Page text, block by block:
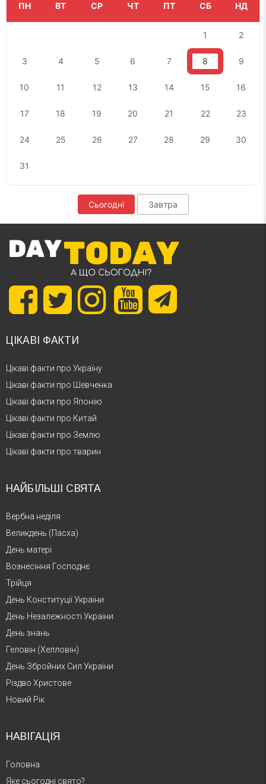
ПН ВТ СР ЧТ ПТ СБ НД
1 2
3 4 5 6 7 8 9
10 11 12 13 14 15 16
17 18 19 20 21 22 23
24 25 26 27 28 29 30
31
Сьогодні Завтра
ЦІКАВІ ФАКТИ
Цікаві факти про Україну
Цікаві факти про Шевченка
Цікаві факти про Японію
Цікаві факти про Китай
Цікаві факти про Землю
Цікаві факти про тварин
НАЙБІЛЬШІ СВЯТА
Вербна неділя
Великдень (Пасха)
День матері
Вознесіння Господнє
Трійця
День Конституції України
День Незалежності України
День знань
Геловін (Хелловін)
День Збройних Сил України
Різдво Христове
Новий Рік
НАВІГАЦІЯ
Головна
Яке сьогодні свято?